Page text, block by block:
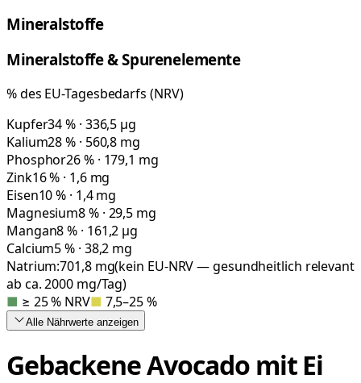
Mineralstoffe
Mineralstoffe & Spurenelemente
% des EU-Tagesbedarfs (NRV)
Kupfer34 % · 336,5 µg
Kalium28 % · 560,8 mg
Phosphor26 % · 179,1 mg
Zink16 % · 1,6 mg
Eisen10 % · 1,4 mg
Magnesium8 % · 29,5 mg
Mangan8 % · 161,2 µg
Calcium5 % · 38,2 mg
Natrium:701,8mg(kein EU-NRV — gesundheitlich relevant
ab ca. 2000 mg/Tag)
■ ≥ 25 % NRV■ 7,5–25 %
Alle Nährwerte anzeigen
Gebackene Avocado mit Ei